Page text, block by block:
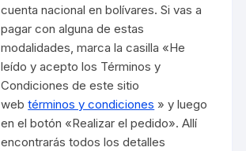
cuenta nacional en bolívares. Si vas a
pagar con alguna de estas
modalidades, marca la casilla «He
leído y acepto los Términos y
Condiciones de este sitio
webtérminos y condiciones » y luego
en el botón «Realizar el pedido». Allí
encontrarás todos los detalles